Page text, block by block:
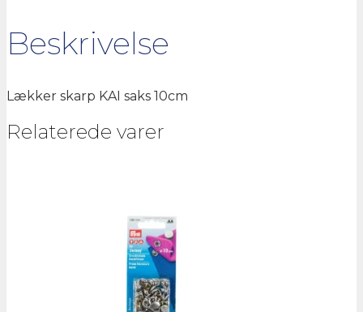
Beskrivelse
Lækker skarp KAI saks 10cm
Relaterede varer